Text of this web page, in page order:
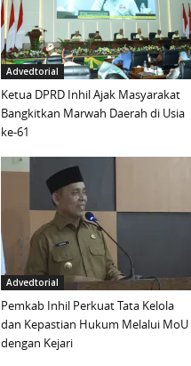
Advedtorial
Ketua DPRD Inhil Ajak Masyarakat
Bangkitkan Marwah Daerah di Usia
ke-61
Advedtorial
Pemkab Inhil Perkuat Tata Kelola
dan Kepastian Hukum Melalui MoU
dengan Kejari